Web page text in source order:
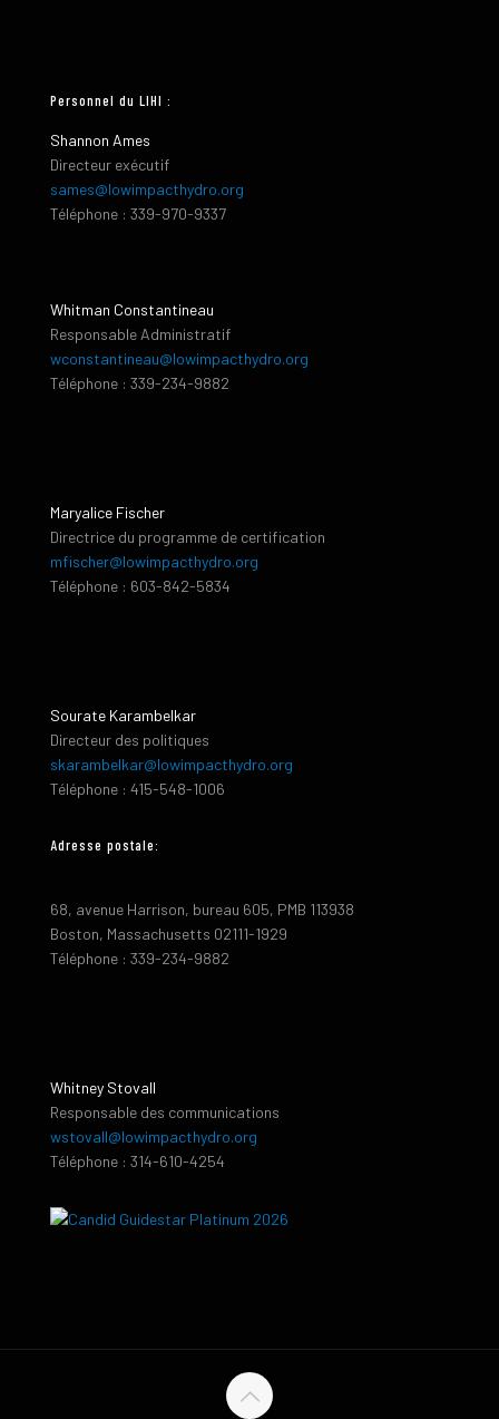
Personnel du LIHI :
Shannon Ames
Directeur exécutif
sames@lowimpacthydro.org
Téléphone : 339-970-9337
Whitman Constantineau
Responsable Administratif
wconstantineau@lowimpacthydro.org
Téléphone : 339-234-9882
Maryalice Fischer
Directrice du programme de certification
mfischer@lowimpacthydro.org
Téléphone : 603-842-5834
Sourate Karambelkar
Directeur des politiques
skarambelkar@lowimpacthydro.org
Téléphone : 415-548-1006
Adresse postale:
68, avenue Harrison, bureau 605, PMB 113938
Boston, Massachusetts 02111-1929
Téléphone : 339-234-9882
Whitney Stovall
Responsable des communications
wstovall@lowimpacthydro.org
Téléphone : 314-610-4254